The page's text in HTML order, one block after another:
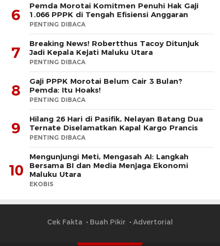
6
Pemda Morotai Komitmen Penuhi Hak Gaji
1.066 PPPK di Tengah Efisiensi Anggaran
PENTING DIBACA
7
Breaking News! Robertthus Tacoy Ditunjuk
Jadi Kepala Kejati Maluku Utara
PENTING DIBACA
8
Gaji PPPK Morotai Belum Cair 3 Bulan?
Pemda: Itu Hoaks!
PENTING DIBACA
9
Hilang 26 Hari di Pasifik, Nelayan Batang Dua
Ternate Diselamatkan Kapal Kargo Prancis
PENTING DIBACA
10
Mengunjungi Meti, Mengasah AI: Langkah
Bersama BI dan Media Menjaga Ekonomi
Maluku Utara
EKOBIS
Cek Fakta Buah Pikir Advertorial